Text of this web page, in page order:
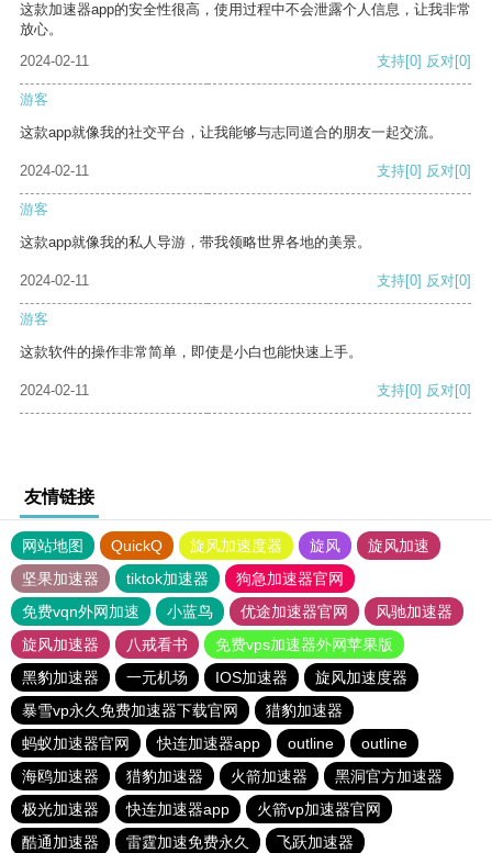
这款加速器app的安全性很高，使用过程中不会泄露个人信息，让我非常
放心。
2024-02-11
支持[0] 反对[0]
游客
这款app就像我的社交平台，让我能够与志同道合的朋友一起交流。
2024-02-11 支持[0] 反对[0]
游客
这款app就像我的私人导游，带我领略世界各地的美景。
2024-02-11 支持[0] 反对[0]
游客
这款软件的操作非常简单，即使是小白也能快速上手。
2024-02-11 支持[0] 反对[0]
友情链接
网站地图 QuickQ 旋风加速度器 旋风
旋风加速
坚果加速器
tiktok加速器
狗急加速器官网
免费vqn外网加速
小蓝鸟 优途加速器官网
风驰加速器
旋风加速器
八戒看书
免费vps加速器外网苹果版
黑豹加速器
一元机场 IOS加速器
旋风加速度器
暴雪vp永久免费加速器下载官网
猎豹加速器
蚂蚁加速器官网
快连加速器app outline
outline
海鸥加速器
猎豹加速器 火箭加速器
黑洞官方加速器
极光加速器
快连加速器app
火箭vp加速器官网
酷通加速器
雷霆加速免费永久 飞跃加速器